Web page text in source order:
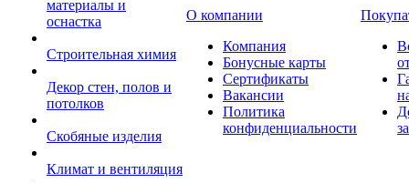
материалы и
оснастка
Строительная химия
Декор стен, полов и
потолков
Скобяные изделия
Климат и вентиляция
О компании
Компания
Бонусные карты
Сертификаты
Вакансии
Политика
конфиденциальности